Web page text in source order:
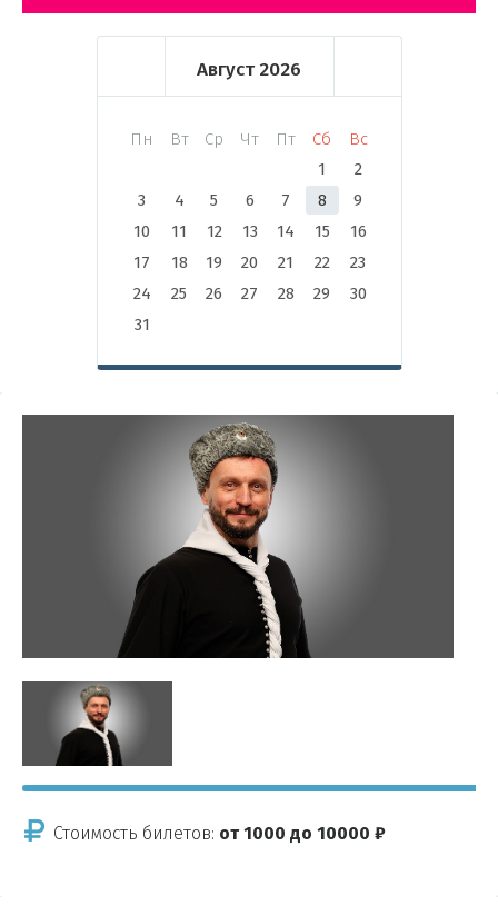
Август 2026
Пн Вт Ср Чт Пт Сб
Вс
1
2
3
4 5 6 7 8
9
10
11 12 13 14 15
16
17
18 19 20 21 22
23
24
25 26 27 28 29
30
31
Стоимость билетов: от 1000 до 10000 ₽